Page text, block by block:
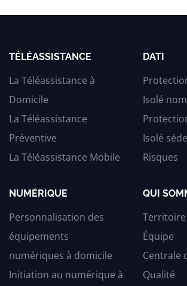
TÉLÉASSISTANCE
La Téléassistance à
Domicile
La Téléassistance
Préventive
La Téléassistance Mobile
DATI
Isolé
Isolé
Risques
NUMÉRIQUE
Personnalisation des
équipements
numériques à domicile
Initiation au numérique à
QUI
Territoire
Équipe
Centrale
Qualité